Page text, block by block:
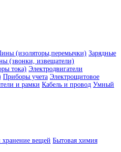
(изоляторы,перемычки) Зарядные
(звонки, извещатели)
тока) Электродвигатели
Приборы учета Электрощитовое
и рамки Кабель и провод Умный
вещей Бытовая химия